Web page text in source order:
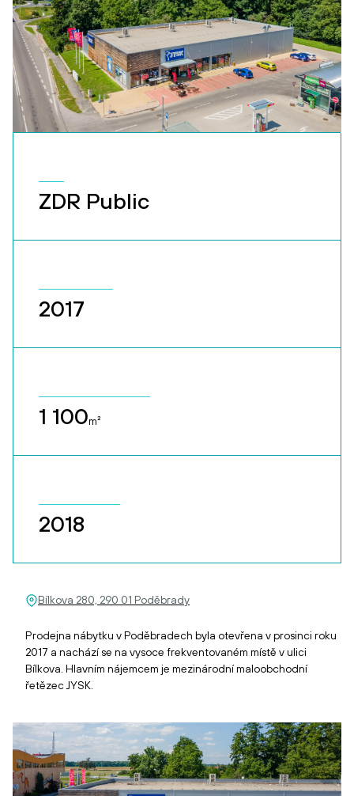
ZDR Public
2017
1 100m²
2018
Bílkova 280, 290 01 Poděbrady
Prodejna nábytku v Poděbradech byla otevřena v prosinci roku
2017 a nachází se na vysoce frekventovaném místě v ulici
Bílkova. Hlavním nájemcem je mezinárodní maloobchodní
řetězec JYSK.